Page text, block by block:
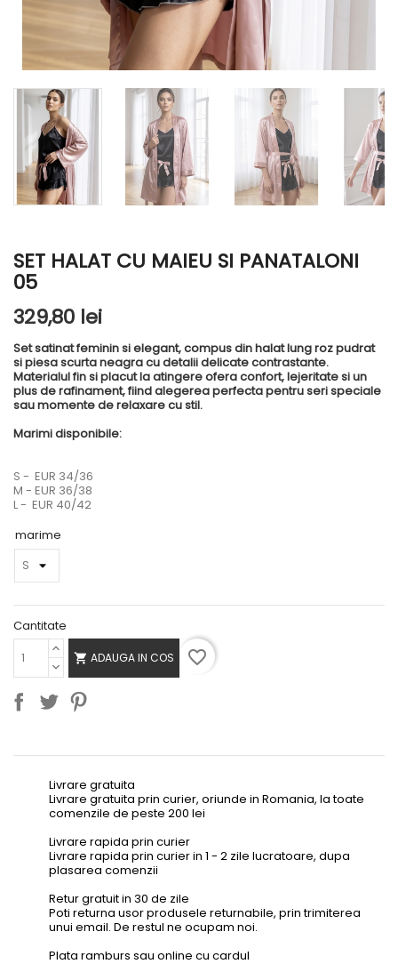
SET HALAT CU MAIEU SI PANATALONI
05
329,80 lei
Set satinat feminin si elegant, compus din halat lung roz pudrat
si piesa scurta neagra cu detalii delicate contrastante.
Materialul fin si placut la atingere ofera confort, lejeritate si un
plus de rafinament, fiind alegerea perfecta pentru seri speciale
sau momente de relaxare cu stil.
Marimi disponibile:
S - EUR 34/36
M - EUR 36/38
L - EUR 40/42
marime
Cantitate
 ADAUGA IN COS favorite_border
Livrare gratuita
Livrare gratuita prin curier, oriunde in Romania, la toate
comenzile de peste 200 lei
Livrare rapida prin curier
Livrare rapida prin curier in 1 - 2 zile lucratoare, dupa
plasarea comenzii
Retur gratuit in 30 de zile
Poti returna usor produsele returnabile, prin trimiterea
unui email. De restul ne ocupam noi.
Plata ramburs sau online cu cardul